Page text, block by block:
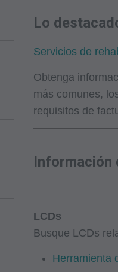
Lo
Servicios de
Obtenga
más comunes,
requisitos de
Información
LCDs
Busque LCDs
Herramienta